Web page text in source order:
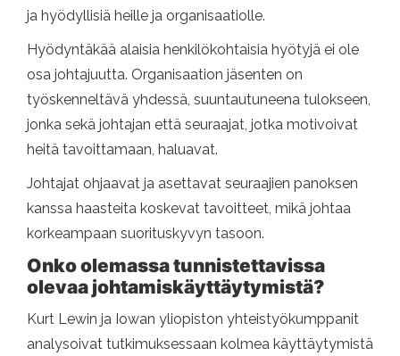
ja hyödyllisiä heille ja organisaatiolle.
Hyödyntäkää alaisia ​​henkilökohtaisia ​​hyötyjä ei ole
osa johtajuutta. Organisaation jäsenten on
työskenneltävä yhdessä, suuntautuneena tulokseen,
jonka sekä johtajan että seuraajat, jotka motivoivat
heitä tavoittamaan, haluavat.
Johtajat ohjaavat ja asettavat seuraajien panoksen
kanssa haasteita koskevat tavoitteet, mikä johtaa
korkeampaan suorituskyvyn tasoon.
Onko olemassa tunnistettavissa
olevaa johtamiskäyttäytymistä?
Kurt Lewin ja Iowan yliopiston yhteistyökumppanit
analysoivat tutkimuksessaan kolmea käyttäytymistä